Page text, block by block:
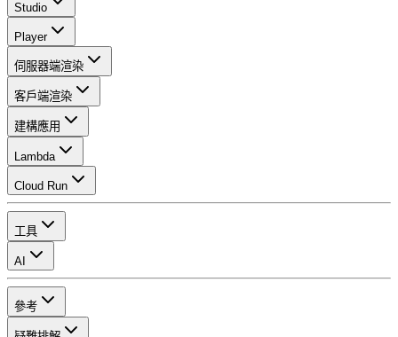
Studio
Player
伺服器端渲染
客戶端渲染
建構應用
Lambda
Cloud Run
工具
AI
參考